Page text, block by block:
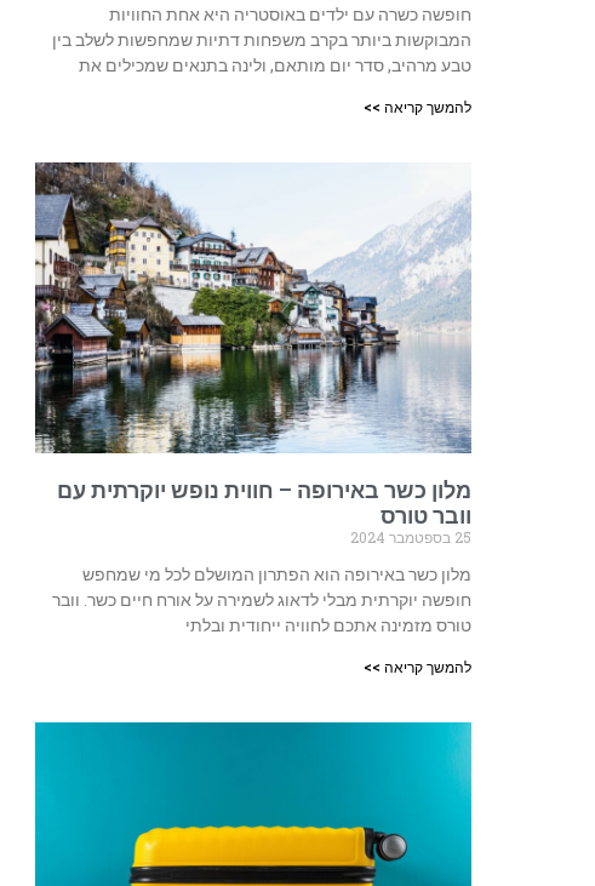
חופשה כשרה עם ילדים באוסטריה היא אחת החוויות
המבוקשות ביותר בקרב משפחות דתיות שמחפשות לשלב בין
טבע מרהיב, סדר יום מותאם, ולינה בתנאים שמכילים את
להמשך קריאה >>
מלון כשר באירופה – חווית נופש יוקרתית עם
וובר טורס
25 בספטמבר 2024
מלון כשר באירופה הוא הפתרון המושלם לכל מי שמחפש
חופשה יוקרתית מבלי לדאוג לשמירה על אורח חיים כשר. וובר
טורס מזמינה אתכם לחוויה ייחודית ובלתי
להמשך קריאה >>